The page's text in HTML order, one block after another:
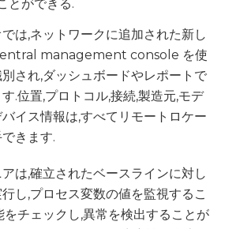
とができる.
は,ネットワークに追加された新し
management console を使
され,ダッシュボードやレポートで
.位置,プロトコル,接続,製造元,モデ
イス情報は,すべてリモートロケー
きます.
は,確立されたベースラインに対し
し,プロセス変数の値を監視するこ
をチェックし,異常を検出することが